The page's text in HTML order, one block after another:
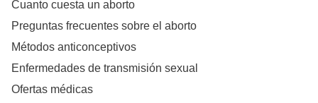
Cuanto cuesta un aborto
Preguntas frecuentes sobre el aborto
Métodos anticonceptivos
Enfermedades de transmisión sexual
Ofertas médicas